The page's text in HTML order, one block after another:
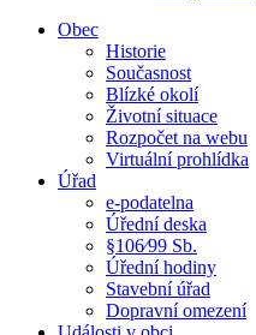
Obec
Historie
Současnost
Blízké okolí
Životní situace
Rozpočet na webu
Virtuální prohlídka
Úřad
e-podatelna
Úřední deska
§106⁄99 Sb.
Úřední hodiny
Stavební úřad
Dopravní omezení